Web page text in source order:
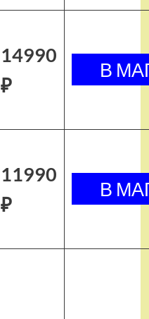
14990
₽
11990
₽